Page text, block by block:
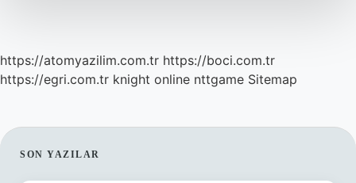
https://atomyazilim.com.tr https://boci.com.tr
https://egri.com.tr knight online nttgame Sitemap
SIDEBAR
SON YAZILAR